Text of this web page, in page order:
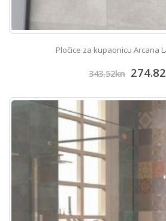
Pločice za kupaonicu Arcana
343.52kn 274.82